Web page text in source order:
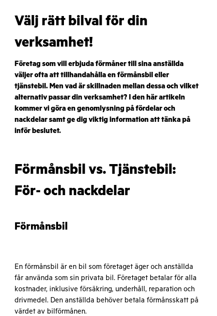
Välj rätt bilval för din
verksamhet!
Företag som vill erbjuda förmåner till sina anställda
väljer ofta att tillhandahålla en förmånsbil eller
tjänstebil. Men vad är skillnaden mellan dessa och vilket
alternativ passar din verksamhet? I den här artikeln
kommer vi göra en genomlysning på fördelar och
nackdelar samt ge dig viktig information att tänka på
inför beslutet.
Förmånsbil vs. Tjänstebil:
För- och nackdelar
Förmånsbil
En förmånsbil är en bil som företaget äger och anställda
får använda som sin privata bil. Företaget betalar för alla
kostnader, inklusive försäkring, underhåll, reparation och
drivmedel. Den anställda behöver betala förmånsskatt på
värdet av bilförmånen.